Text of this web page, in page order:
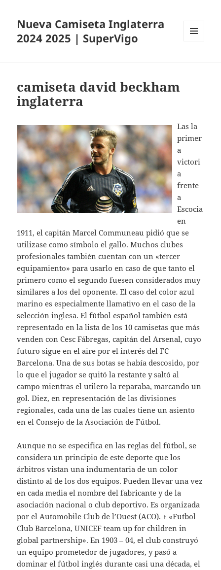
Nueva Camiseta Inglaterra
2024 2025 | SuperVigo
camiseta david beckham
inglaterra
Las la
primer
a
victori
a
frente
a
Escocia
en
1911, el capitán Marcel Communeau pidió que se
utilizase como símbolo el gallo. Muchos clubes
profesionales también cuentan con un «tercer
equipamiento» para usarlo en caso de que tanto el
primero como el segundo fuesen considerados muy
similares a los del oponente. El caso del color azul
marino es especialmente llamativo en el caso de la
selección inglesa. El fútbol español también está
representado en la lista de los 10 camisetas que más
venden con Cesc Fábregas, capitán del Arsenal, cuyo
futuro sigue en el aire por el interés del FC
Barcelona. Una de sus botas se había descosido, por
lo que el jugador se quitó la restante y saltó al
campo mientras el utilero la reparaba, marcando un
gol. Diez, en representación de las divisiones
regionales, cada una de las cuales tiene un asiento
en el Consejo de la Asociación de Fútbol.
Aunque no se especifica en las reglas del fútbol, se
considera un principio de este deporte que los
árbitros vistan una indumentaria de un color
distinto al de los dos equipos. Pueden llevar una vez
en cada media el nombre del fabricante y de la
asociación nacional o club deportivo. Es organizada
por el Automobile Club de l’Ouest (ACO). ↑ «Futbol
Club Barcelona, UNICEF team up for children in
global partnership». En 1903 – 04, el club construyó
un equipo prometedor de jugadores, y pasó a
dominar el fútbol inglés durante casi una década, el